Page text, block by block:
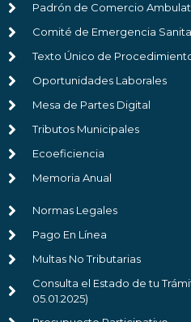
Padrón de Comercio
Comité de Emergencia
Texto Único de
Oportunidades Laborales
Mesa de Partes Digital
Tributos Municipales
Ecoeficiencia
Memoria Anual
Normas Legales
Pago En Línea
Multas No Tributarias
Consulta el Estado de tu
05.01.2025)